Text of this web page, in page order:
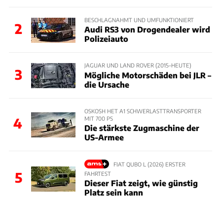
2
BESCHLAGNAHMT UND UMFUNKTIONIERT
Audi RS3 von Drogendealer wird
Polizeiauto
3
JAGUAR UND LAND ROVER (2015–HEUTE)
Mögliche Motorschäden bei JLR –
die Ursache
4
OSKOSH HET A1 SCHWERLASTTRANSPORTER
MIT 700 PS
Die stärkste Zugmaschine der
US-Armee
5
FIAT QUBO L (2026) ERSTER
FAHRTEST
Dieser Fiat zeigt, wie günstig
Platz sein kann